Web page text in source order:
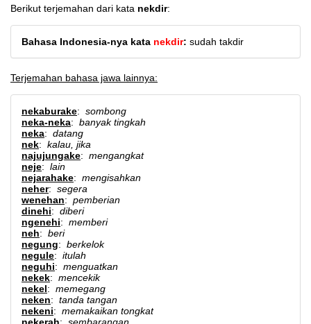
Berikut terjemahan dari kata nekdir:
Bahasa Indonesia-nya kata nekdir: sudah takdir
Terjemahan bahasa jawa lainnya:
nekaburake: sombong
neka-neka: banyak tingkah
neka: datang
nek: kalau, jika
najujungake: mengangkat
neje: lain
nejarahake: mengisahkan
neher: segera
wenehan: pemberian
dinehi: diberi
ngenehi: memberi
neh: beri
negung: berkelok
negule: itulah
neguhi: menguatkan
nekek: mencekik
nekel: memegang
neken: tanda tangan
nekeni: memakaikan tongkat